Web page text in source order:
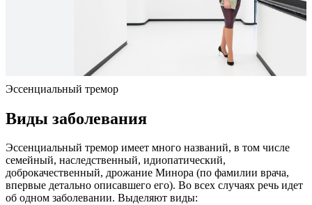
Эссенциальный тремор
Виды заболевания
Эссенциальный тремор имеет много названий, в том числе
семейный, наследственный, идиопатический,
доброкачественный, дрожание Минора (по фамилии врача,
впервые детально описавшего его). Во всех случаях речь идет
об одном заболевании. Выделяют виды: